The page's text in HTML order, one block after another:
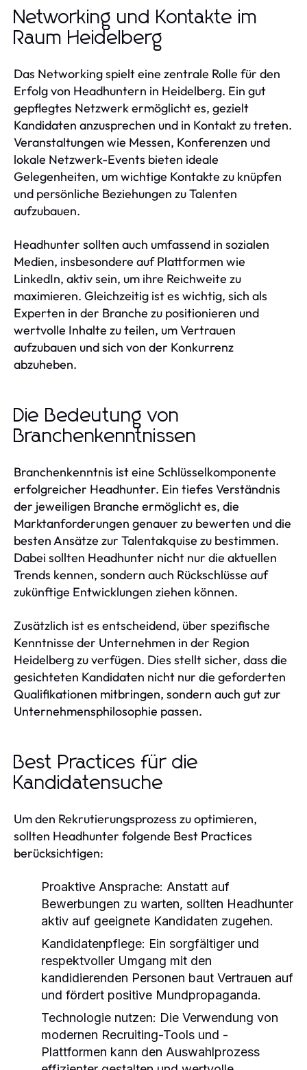
Networking und Kontakte im
Raum Heidelberg
Das Networking spielt eine zentrale Rolle für den
Erfolg von Headhuntern in Heidelberg. Ein gut
gepflegtes Netzwerk ermöglicht es, gezielt
Kandidaten anzusprechen und in Kontakt zu treten.
Veranstaltungen wie Messen, Konferenzen und
lokale Netzwerk-Events bieten ideale
Gelegenheiten, um wichtige Kontakte zu knüpfen
und persönliche Beziehungen zu Talenten
aufzubauen.
Headhunter sollten auch umfassend in sozialen
Medien, insbesondere auf Plattformen wie
LinkedIn, aktiv sein, um ihre Reichweite zu
maximieren. Gleichzeitig ist es wichtig, sich als
Experten in der Branche zu positionieren und
wertvolle Inhalte zu teilen, um Vertrauen
aufzubauen und sich von der Konkurrenz
abzuheben.
Die Bedeutung von
Branchenkenntnissen
Branchenkenntnis ist eine Schlüsselkomponente
erfolgreicher Headhunter. Ein tiefes Verständnis
der jeweiligen Branche ermöglicht es, die
Marktanforderungen genauer zu bewerten und die
besten Ansätze zur Talentakquise zu bestimmen.
Dabei sollten Headhunter nicht nur die aktuellen
Trends kennen, sondern auch Rückschlüsse auf
zukünftige Entwicklungen ziehen können.
Zusätzlich ist es entscheidend, über spezifische
Kenntnisse der Unternehmen in der Region
Heidelberg zu verfügen. Dies stellt sicher, dass die
gesichteten Kandidaten nicht nur die geforderten
Qualifikationen mitbringen, sondern auch gut zur
Unternehmensphilosophie passen.
Best Practices für die
Kandidatensuche
Um den Rekrutierungsprozess zu optimieren,
sollten Headhunter folgende Best Practices
berücksichtigen:
Proaktive Ansprache: Anstatt auf
Bewerbungen zu warten, sollten Headhunter
aktiv auf geeignete Kandidaten zugehen.
Kandidatenpflege: Ein sorgfältiger und
respektvoller Umgang mit den
kandidierenden Personen baut Vertrauen auf
und fördert positive Mundpropaganda.
Technologie nutzen: Die Verwendung von
modernen Recruiting-Tools und -
Plattformen kann den Auswahlprozess